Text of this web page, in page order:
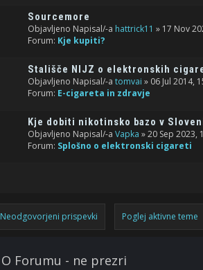
Sourcemore
Objavljeno Napisal/-a hattrick11 » 17 Nov
Forum: Kje kupiti?
Stališče NIJZ o elektronskih
Objavljeno Napisal/-a tomvai » 06 Jul 2014,
Forum: E-cigareta in zdravje
Kje dobiti nikotinsko bazo v
Objavljeno Napisal/-a Vapka » 20 Sep 2023,
Forum: Splošno o elektronski cigareti
Neodgovorjeni prispevki Poglej aktivne teme
O Forumu - ne prezri